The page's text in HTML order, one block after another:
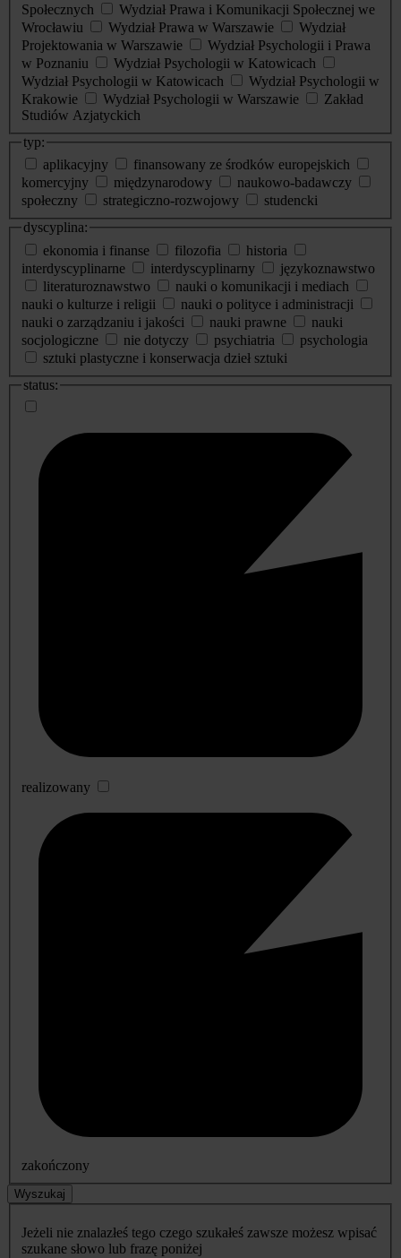
Społecznych
Wydział Prawa i Komunikacji Społecznej we
Wrocławiu
Wydział Prawa w Warszawie
Wydział
Projektowania w Warszawie
Wydział Psychologii i Prawa
w Poznaniu
Wydział Psychologii w Katowicach
Wydział Psychologii w Katowicach
Wydział Psychologii w
Krakowie
Wydział Psychologii w Warszawie
Zakład
Studiów Azjatyckich
typ:
aplikacyjny
finansowany ze środków europejskich
komercyjny
międzynarodowy
naukowo-badawczy
społeczny
strategiczno-rozwojowy
studencki
dyscyplina:
ekonomia i finanse
filozofia
historia
interdyscyplinarne
interdyscyplinarny
językoznawstwo
literaturoznawstwo
nauki o komunikacji i mediach
nauki o kulturze i religii
nauki o polityce i administracji
nauki o zarządzaniu i jakości
nauki prawne
nauki
socjologiczne
nie dotyczy psychiatria
psychologia
sztuki plastyczne i konserwacja dzieł sztuki
status:
realizowany
zakończony
Wyszukaj
Jeżeli nie znalazłeś tego czego szukałeś zawsze możesz wpisać
szukane słowo lub frazę poniżej